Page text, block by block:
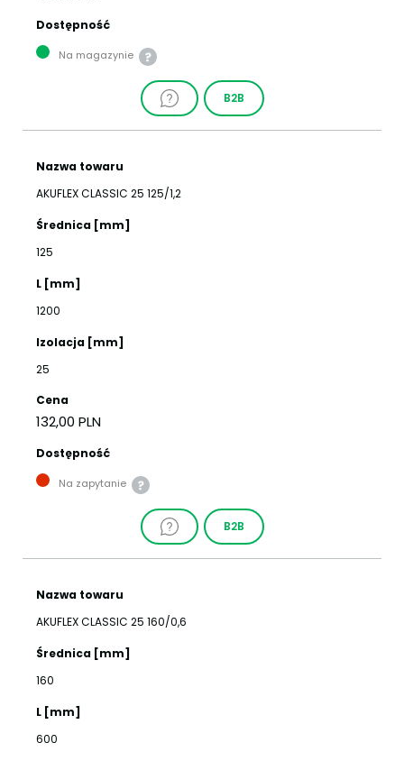
Dostępność
Na magazynie
B2B
Nazwa towaru
AKUFLEX CLASSIC 25 125/1,2
Średnica [mm]
125
L [mm]
1200
Izolacja [mm]
25
Cena
132,00 PLN
Dostępność
Na zapytanie
B2B
Nazwa towaru
AKUFLEX CLASSIC 25 160/0,6
Średnica [mm]
160
L [mm]
600